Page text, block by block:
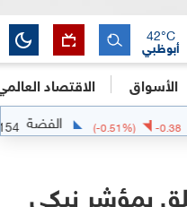
الأسواق الاقتصاد
أبوظبي
42°C
(-0.51%) الفضة 62.1154
بمؤشر نيكي